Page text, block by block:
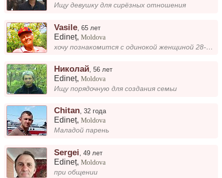
Ищу девушку для сирёзных отношения
Vasile ,65 лет
Edineț,Moldova
хочу познакомится с одинокой женщиной 28-40 /хочу иметь ребёнка своего не путать с приёмными/с тонкими чертами лица и со...
Николaй ,56 лет
Edineț,Moldova
Ищу порядочную для создания семьи
Chitan,32 года
Edineț,Moldova
Маладой парень
Sergei ,49 лет
Edineț,Moldova
при общении